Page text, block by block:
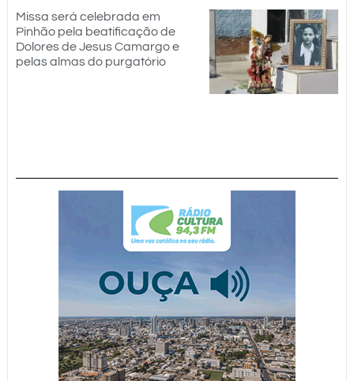
Missa será celebrada em
Pinhão pela beatificação de
Dolores de Jesus Camargo e
pelas almas do purgatório